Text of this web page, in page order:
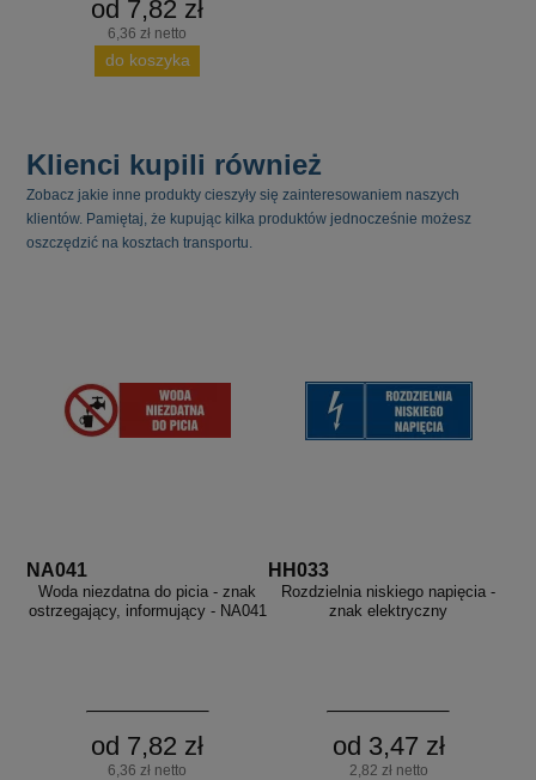
od 7,82 zł
6,36 zł netto
do koszyka
Klienci kupili również
Zobacz jakie inne produkty cieszyły się zainteresowaniem naszych
klientów. Pamiętaj, że kupując kilka produktów jednocześnie możesz
oszczędzić na kosztach transportu.
NA041
Woda niezdatna do picia - znak
ostrzegający, informujący - NA041
od 7,82 zł
6,36 zł netto
HH033
Rozdzielnia niskiego napięcia -
znak elektryczny
od 3,47 zł
2,82 zł netto